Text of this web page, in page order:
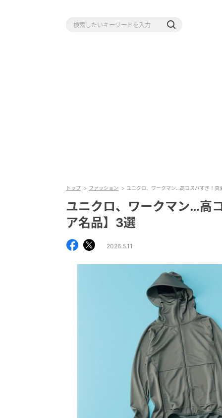
トップ ファッション ユニクロ、ワークマン…高コスパすぎ！
ユニクロ、ワークマン…高
ア名品】3選
2026.5.11